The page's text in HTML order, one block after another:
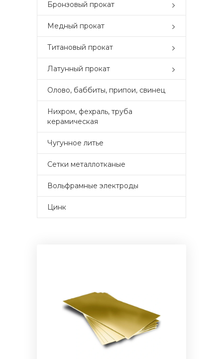
Бронзовый прокат
Медный прокат
Титановый прокат
Латунный прокат
Олово, баббиты, припои, свинец
Нихром, фехраль, труба
керамическая
Чугунное литье
Сетки металлотканые
Вольфрамные электроды
Цинк